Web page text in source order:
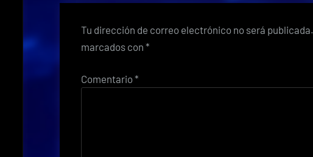
Tu dirección de correo electrónico no será publicada.
marcados con *
Comentario*